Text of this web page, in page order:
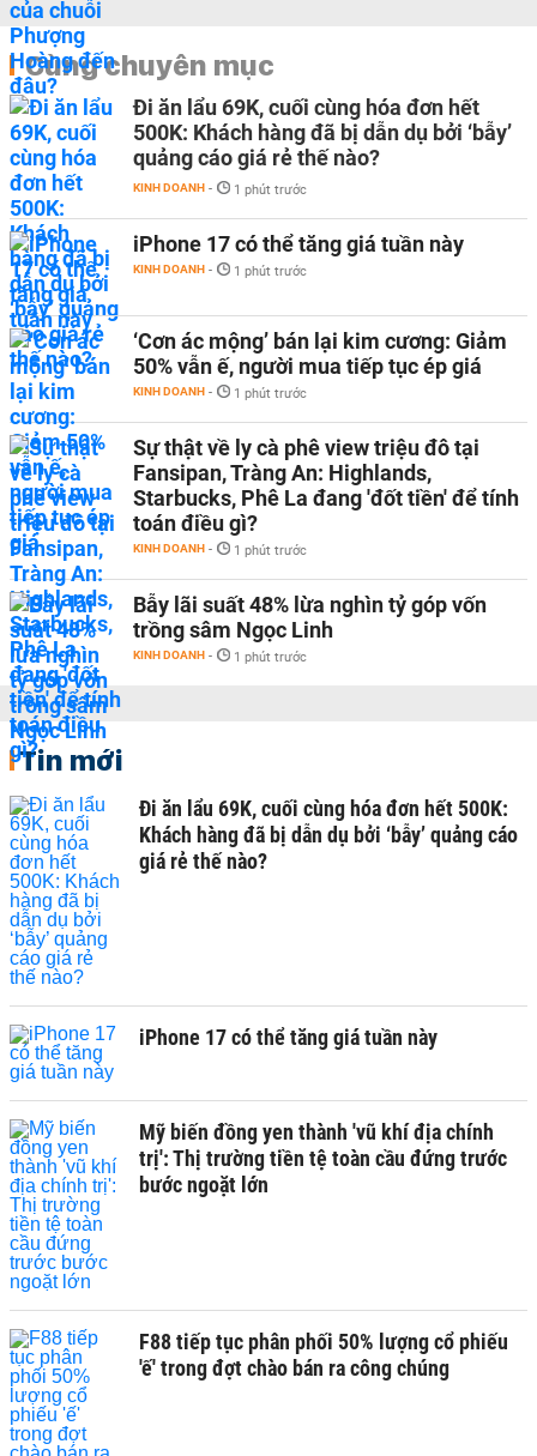
Cùng chuyên mục
Đi ăn lẩu 69K, cuối cùng hóa đơn hết
500K: Khách hàng đã bị dẫn dụ bởi ‘bẫy’
quảng cáo giá rẻ thế nào?
KINH DOANH - 1 phút trước
iPhone 17 có thể tăng giá tuần này
KINH DOANH - 1 phút trước
‘Cơn ác mộng’ bán lại kim cương: Giảm
50% vẫn ế, người mua tiếp tục ép giá
KINH DOANH - 1 phút trước
Sự thật về ly cà phê view triệu đô tại
Fansipan, Tràng An: Highlands,
Starbucks, Phê La đang 'đốt tiền' để tính
toán điều gì?
KINH DOANH - 1 phút trước
Bẫy lãi suất 48% lừa nghìn tỷ góp vốn
trồng sâm Ngọc Linh
KINH DOANH - 1 phút trước
Tin mới
Đi ăn lẩu 69K, cuối cùng hóa đơn hết 500K:
Khách hàng đã bị dẫn dụ bởi ‘bẫy’ quảng cáo
giá rẻ thế nào?
iPhone 17 có thể tăng giá tuần này
Mỹ biến đồng yen thành 'vũ khí địa chính
trị': Thị trường tiền tệ toàn cầu đứng trước
bước ngoặt lớn
F88 tiếp tục phân phối 50% lượng cổ phiếu
'ế' trong đợt chào bán ra công chúng